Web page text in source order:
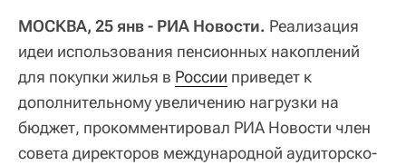
МОСКВА, 25 янв - РИА Новости. Реализация
идеи использования пенсионных накоплений
для покупки жилья в России приведет к
дополнительному увеличению нагрузки на
бюджет, прокомментировал РИА Новости член
совета директоров международной аудиторско-